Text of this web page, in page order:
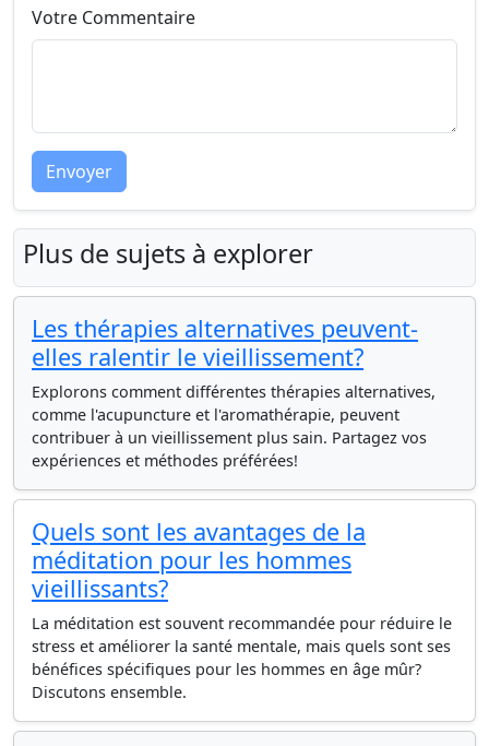
Votre Commentaire
Envoyer
Plus de sujets à explorer
Les thérapies alternatives peuvent-
elles ralentir le vieillissement?
Explorons comment différentes thérapies alternatives,
comme l'acupuncture et l'aromathérapie, peuvent
contribuer à un vieillissement plus sain. Partagez vos
expériences et méthodes préférées!
Quels sont les avantages de la
méditation pour les hommes
vieillissants?
La méditation est souvent recommandée pour réduire le
stress et améliorer la santé mentale, mais quels sont ses
bénéfices spécifiques pour les hommes en âge mûr?
Discutons ensemble.